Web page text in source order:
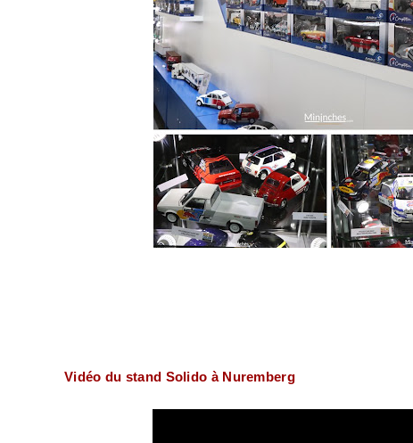
Vidéo du stand Solido à Nuremberg